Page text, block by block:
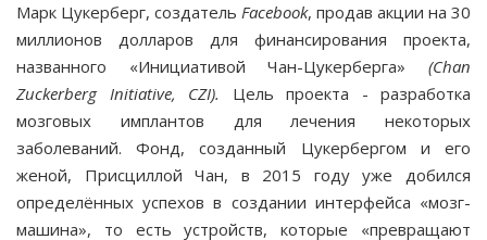
Марк Цукерберг, создатель Facebook, продав акции на 30
миллионов долларов для финансирования проек­та,
названного «Инициативой Чан-Цукерберга» (Chan
Zuckerberg Initiative, CZI). Цель проекта - разработка
мозго­вых имплантов для лечения некоторых
заболеваний. Фонд, созданный Цукербергом и его
женой, Присциллой Чан, в 2015 году уже добился
определённых успехов в создании интерфейса «мозг-
машина», то есть устройств, которые «превращают